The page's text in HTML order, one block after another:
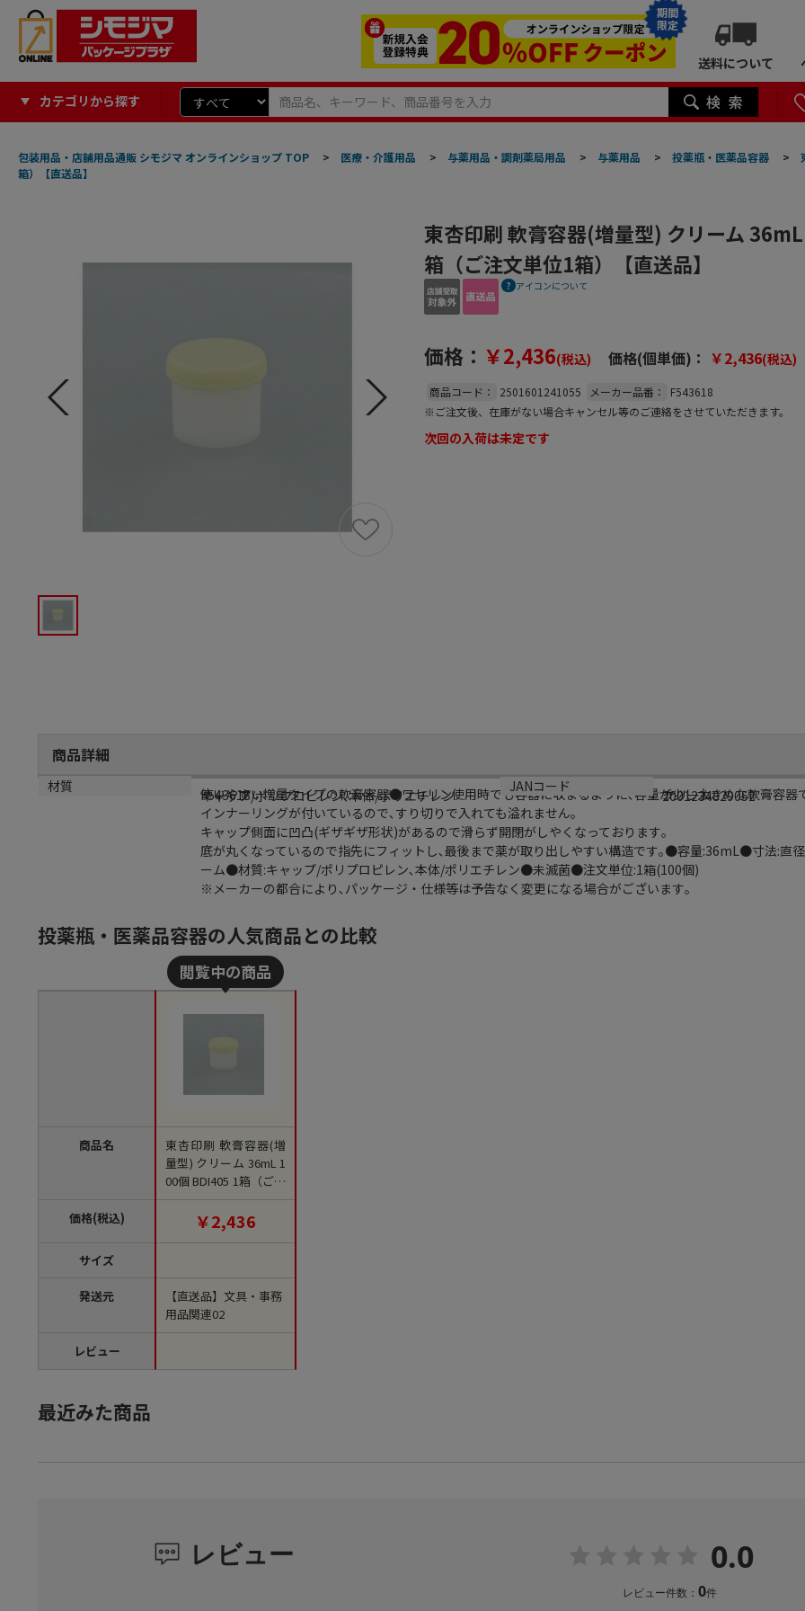
期間
限定
送料について
カテゴリから探す
包装用品・店舗用品通販 シモジマ オンラインショップ TOP > 医療・介護用品 > 与薬用品・調剤薬局用品 > 与薬用品 > 投薬瓶・医薬品容器 >
箱）【直送品】
東杏印刷 軟膏容器(増量型) クリーム
箱（ご注文単位1箱）【直送品】
アイコンについて
価格： ￥2,436(税込) 価格(個単価)： ￥2,436(税込)
商品コード： 2501601241055 メーカー品番：
F543618
※ご注文後、在庫がない場合キャンセル等のご連絡をさせていただきます。
次回の入荷は未定です
商品詳細
商品説明
使いやすい増量タイプの軟膏容器●ワセリン使用時でも容器に収まるように､容量が少し大きめな軟膏容器
インナーリングが付いているので､すり切りで入れても溢れません｡
キャップ側面に凹凸(ギザギザ形状)があるので滑らず開閉がしやくなっております｡
底が丸くなっているので指先にフィットし､最後まで薬が取り出しやすい構造です｡●容量:36mL●寸法:
ーム●材質:キャップ/ポリプロピレン､本体/ポリエチレン●未滅菌●注文単位:1箱(100個)
※メーカーの都合により､パッケージ・仕様等は予告なく変更になる場合がございます｡
メーカー品番
F543618
カラー
クリーム
材質
キャップ/ポリプロピレン､本体/ポリエチレン
JANコード
2001234829052
投薬瓶・医薬品容器の人気商品との比較
商品名
価格(税込)
サイズ
発送元
レビュー
東杏印刷 軟膏容器(増
量型) クリーム 36mL 1
00個 BDI405 1箱（ご注
文単位1箱）【直送
￥2,436
【直送品】文具・事務
用品関連02
最近みた商品
レビュー 0.0
レビュー件数： 0件